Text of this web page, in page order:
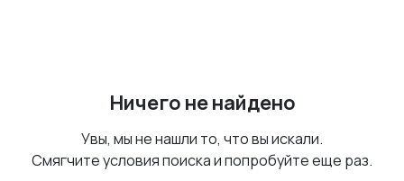
Ничего не найдено
Увы, мы не нашли то, что вы искали.
Смягчите условия поиска и попробуйте еще раз.